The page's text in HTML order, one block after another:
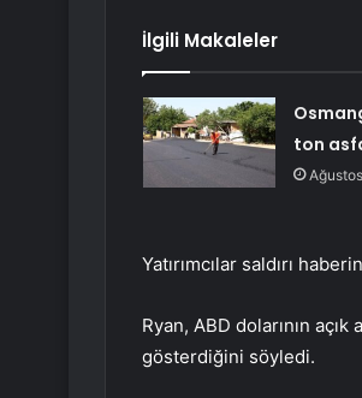
İlgili Makaleler
ton
Yatırımcılar saldırı
Ryan, ABD dolarının
gösterdiğini söyledi.